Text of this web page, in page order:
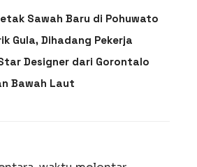
Sawah Baru di Pohuwato
Gula, Dihadang Pekerja
Designer dari Gorontalo
Bawah Laut